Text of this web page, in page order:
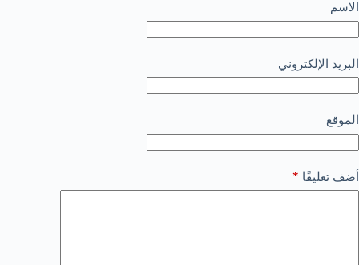
الاسم
البريد الإلكتروني
الموقع
أضف تعليقًا *